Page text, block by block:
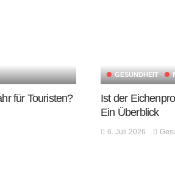
für Touristen?
GESUNDHEIT
Ist der
Ein Überblick
6. Juli 2026